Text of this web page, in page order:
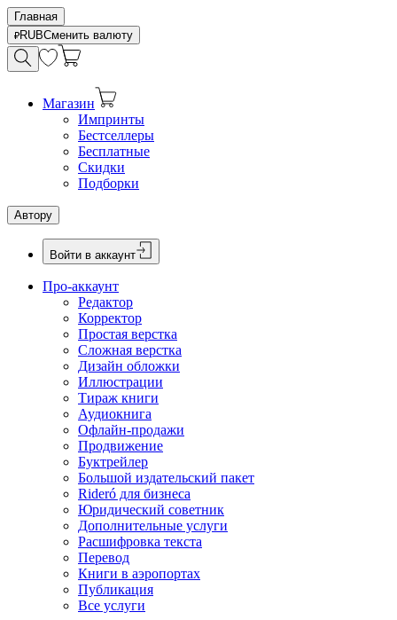
Главная
RUBСменить валюту
Магазин
Импринты
Бестселлеры
Бесплатные
Скидки
Подборки
Автору
Войти в аккаунт
Про-аккаунт
Редактор
Корректор
Простая верстка
Сложная верстка
Дизайн обложки
Иллюстрации
Тираж книги
Аудиокнига
Офлайн-продажи
Продвижение
Буктрейлер
Большой издательский пакет
Rideró для бизнеса
Юридический советник
Дополнительные услуги
Расшифровка текста
Перевод
Книги в аэропортах
Публикация
Все услуги